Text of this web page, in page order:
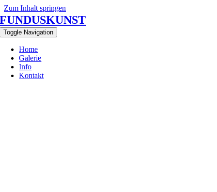
Zum Inhalt springen
FUNDUSKUNST
Toggle Navigation
Home
Galerie
Info
Kontakt